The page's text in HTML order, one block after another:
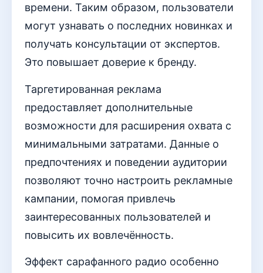
времени. Таким образом, пользователи
могут узнавать о последних новинках и
получать консультации от экспертов.
Это повышает доверие к бренду.
Таргетированная реклама
предоставляет дополнительные
возможности для расширения охвата с
минимальными затратами. Данные о
предпочтениях и поведении аудитории
позволяют точно настроить рекламные
кампании, помогая привлечь
заинтересованных пользователей и
повысить их вовлечённость.
Эффект сарафанного радио особенно